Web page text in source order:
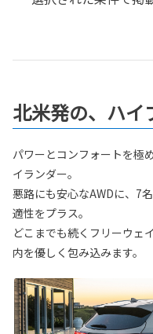
北米発の、ハイ
パワーとコンフォートを極
イランダー。
悪路にも安心なAWDに、7
適性をプラス。
どこまでも続くフリーウェ
内を優しく包み込みます。